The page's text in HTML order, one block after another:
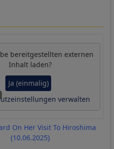
bereitgestellten externen
Inhalt laden?
Ja (einmalig)
verwalten
On Her Visit To Hiroshima
(10.06.2025)